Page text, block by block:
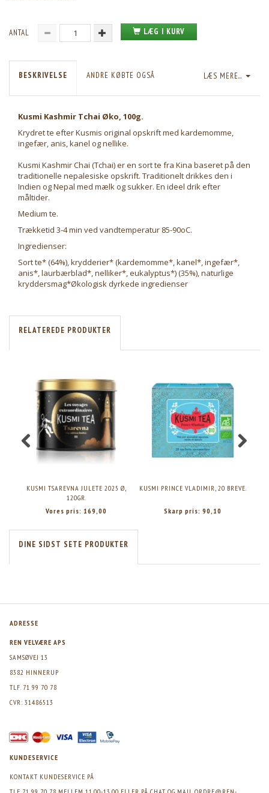
ANTAL LÆG I KURV
LÆS MERE...
BESKRIVELSE ANDRE KØBTE OGSÅ
Kusmi Kashmir Tchai Øko, 100g.
Krydret te efter Kusmis original opskrift med kardemomme,
ingefær, anis, kanel og nellike.
Kusmi Kashmir Chai (Tchai) er en sort te fra Kina baseret på den
traditionelle nepalesiske opskrift. Traditionelt drikkes den i
Indien og Nepal med mælk og sukker. En ideel drik efter
måltider.
Medium te.
Trækketid 3-4 min ved vandtemperatur 85-90oC.
Ingredienser:
Sort te* (64%), krydderier* (kardemomme*, kanel*, ingefær*,
anis*, laurbærblad*, nelliker*, eukalyptus*) (35%), naturlige
kryddersmag*Økologisk dyrkede ingredienser
RELATEREDE PRODUKTER
KUSMI TSAREVNA JULETE 2025 Ø,
120GR.
Vores pris: 169,00
KUSMI PRINCE VLADIMIR, 20 BREVE.
Skarp pris: 90,10
DINE SIDST SETE PRODUKTER
ADRESSE
REN VELVÆRE APS
SAMSØVEJ 13
8382 HINNERUP
TLF. 71 99 70 78
CVR: 31486513
KUNDESERVICE
KONTAKT KUNDESERVICE PÅ